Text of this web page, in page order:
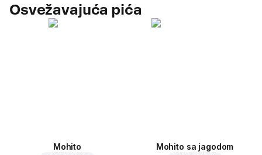
Osvežavajuća pića
Mohito Mohito sa jagodom